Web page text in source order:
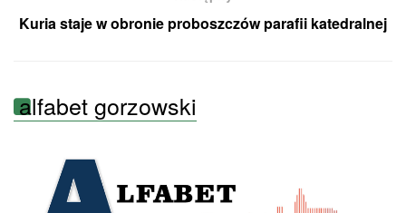
Kuria staje w obronie proboszczów parafii katedralnej
alfabet gorzowski